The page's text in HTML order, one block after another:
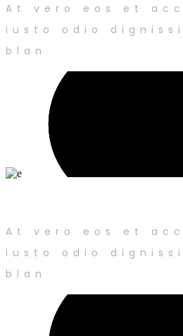
At vero eos et
iusto odio
blan
At vero eos et
iusto odio
blan